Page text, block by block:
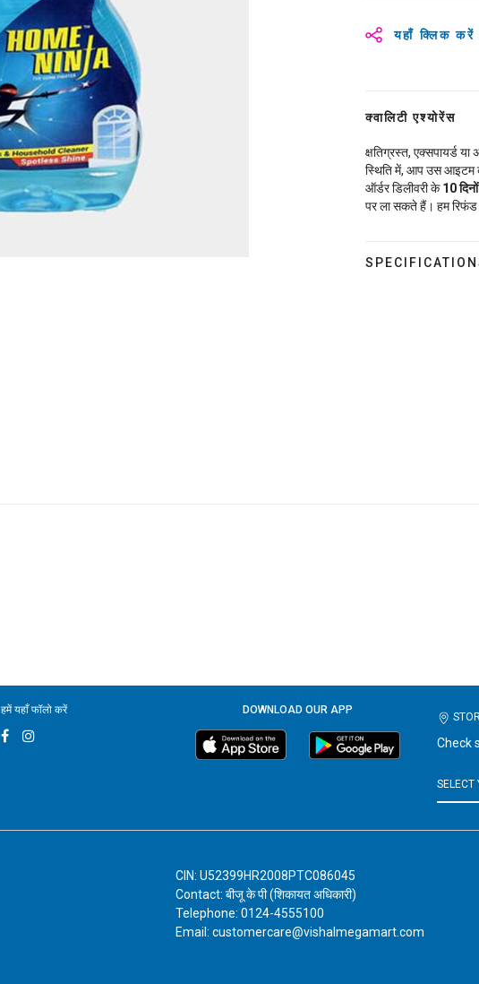
यहाँ क्लिक करें
क्वालिटी एश्योरेंस
क्षतिग्रस्त, एक्सपायर्ड
स्थिति में, आप उस आइटम
ऑर्डर डिलीवरी के 10दिनों
पर ला सकते हैं। हम
हमें यहाँ फॉलो करें DOWNLOAD OUR APP
Check
CIN: U52399HR2008PTC086045
Contact: बीजू के पी (शिकायत अधिकारी)
Telephone: 0124-4555100
Email: customercare@vishalmegamart.com